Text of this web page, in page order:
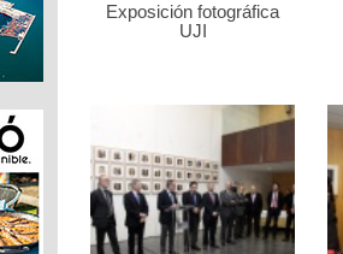
Exposición fotográfica
UJI